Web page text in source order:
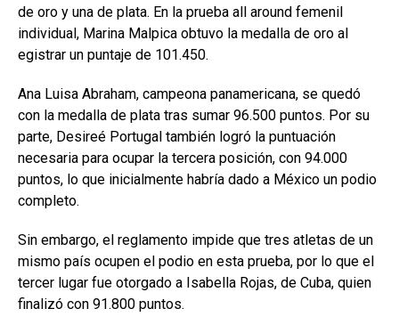
de oro y una de plata. En la prueba all around femenil
individual, Marina Malpica obtuvo la medalla de oro al
egistrar un puntaje de 101.450.
Ana Luisa Abraham, campeona panamericana, se quedó
con la medalla de plata tras sumar 96.500 puntos. Por su
parte, Desireé Portugal también logró la puntuación
necesaria para ocupar la tercera posición, con 94.000
puntos, lo que inicialmente habría dado a México un podio
completo.
Sin embargo, el reglamento impide que tres atletas de un
mismo país ocupen el podio en esta prueba, por lo que el
tercer lugar fue otorgado a Isabella Rojas, de Cuba, quien
finalizó con 91.800 puntos.